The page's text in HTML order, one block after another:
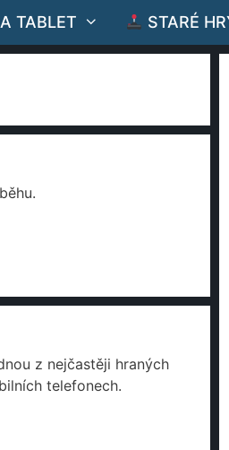
TABLET STARÉ
z nejčastěji hraných
telefonech.